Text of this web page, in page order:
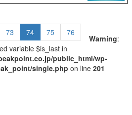
73 74 75 76
Warning:
variable $is_last in
public_html/wp-
single.php on line201